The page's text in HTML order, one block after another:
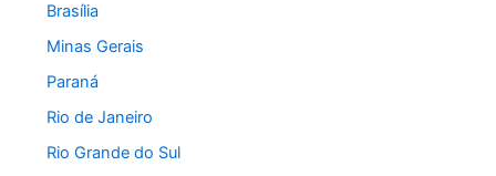
Brasília
Minas Gerais
Paraná
Rio de Janeiro
Rio Grande do Sul